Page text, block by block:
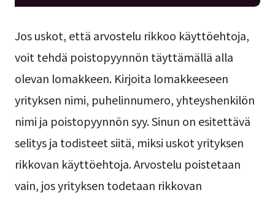
Jos uskot, että arvostelu rikkoo käyttöehtoja,
voit tehdä poistopyynnön täyttämällä alla
olevan lomakkeen. Kirjoita lomakkeeseen
yrityksen nimi, puhelinnumero, yhteyshenkilön
nimi ja poistopyynnön syy. Sinun on esitettävä
selitys ja todisteet siitä, miksi uskot yrityksen
rikkovan käyttöehtoja. Arvostelu poistetaan
vain, jos yrityksen todetaan rikkovan